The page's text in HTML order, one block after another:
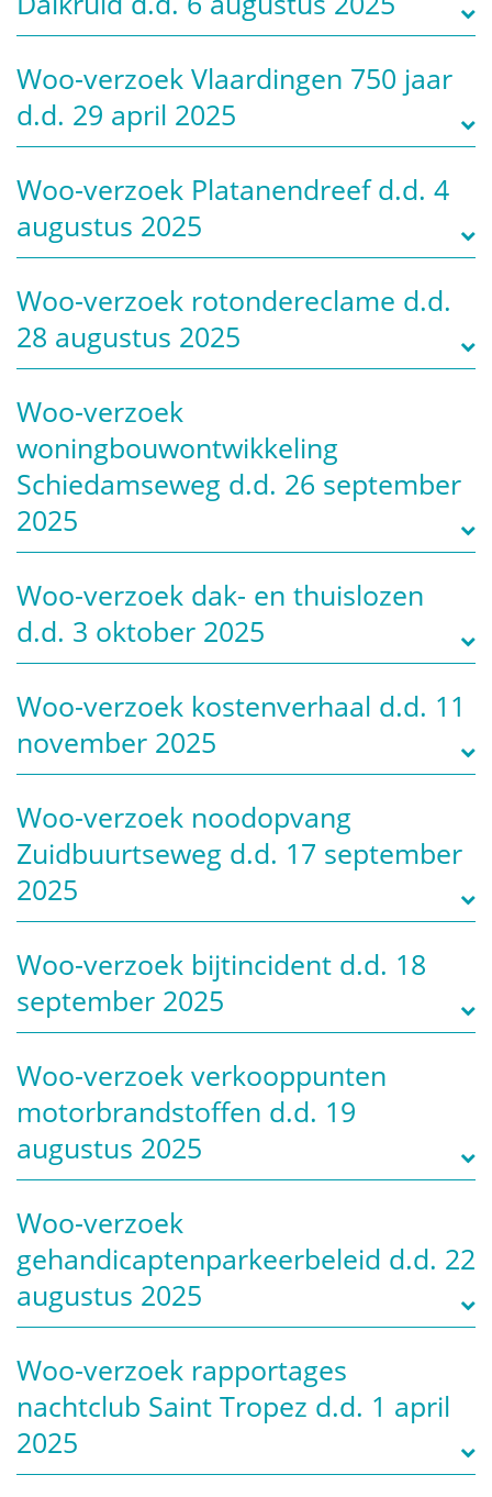
Woo-verzoek Vlaardingen 750 jaar
d.d. 29 april 2025
Woo-verzoek Platanendreef d.d. 4
augustus 2025
Woo-verzoek rotondereclame d.d.
28 augustus 2025
Woo-verzoek
woningbouwontwikkeling
Schiedamseweg d.d. 26 september
2025
Woo-verzoek dak- en thuislozen
d.d. 3 oktober 2025
Woo-verzoek kostenverhaal d.d. 11
november 2025
Woo-verzoek noodopvang
Zuidbuurtseweg d.d. 17 september
2025
Woo-verzoek bijtincident d.d. 18
september 2025
Woo-verzoek verkooppunten
motorbrandstoffen d.d. 19
augustus 2025
Woo-verzoek
gehandicaptenparkeerbeleid d.d. 22
augustus 2025
Woo-verzoek rapportages
nachtclub Saint Tropez d.d. 1 april
2025